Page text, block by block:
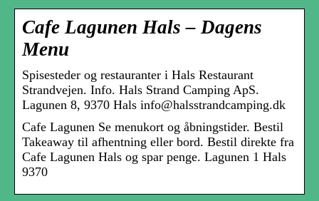
Cafe Lagunen Hals – Dagens
Menu
Spisesteder og restauranter i Hals Restaurant
Strandvejen. Info. Hals Strand Camping ApS.
Lagunen 8, 9370 Hals info@halsstrandcamping.dk
Cafe Lagunen Se menukort og åbningstider. Bestil
Takeaway til afhentning eller bord. Bestil direkte fra
Cafe Lagunen Hals og spar penge. Lagunen 1 Hals
9370